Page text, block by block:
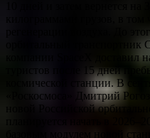
регенерации воздуха. До
орбитальный транспортник
компании SpaceX доставил
туристов после 15 дней
космической станции. В
«Роскосмоса» Дмитрий
новой Российской
планируется начать в
базовым модулем новой